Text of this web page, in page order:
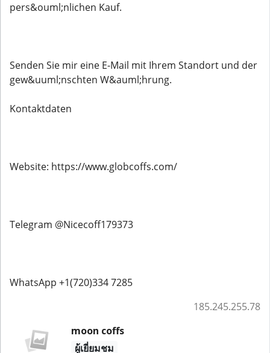
pers&ouml;nlichen Kauf.
Senden Sie mir eine E-Mail mit Ihrem Standort und der
gew&uuml;nschten W&auml;hrung.
Kontaktdaten
Website: https://www.globcoffs.com/
Telegram @Nicecoff179373
WhatsApp +1(720)334 7285
185.245.255.78
moon coffs
ผู้เยี่ยมชม